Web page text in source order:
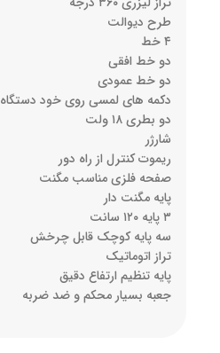
طرح دیوالت
۴ خط
دو خط افقی
دو خط عمودی
دکمه های لمسی روی خود دستگاه
دو بطری ۱۸ ولت
شارژر
ریموت کنترل از راه دور
صفحه فلزی مناسب مگنت
پایه مگنت دار
۳ پایه ۱۲۰ سانت
سه پایه کوچک قابل چرخش
تراز اتوماتیک
پایه تنظیم ارتفاع دقیق
جعبه بسیار محکم و ضد ضربه